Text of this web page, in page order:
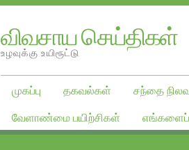
விவசாய செய்திகள்
உழவுக்கு உயிரூட்டு
முகப்பு தகவல்கள் சந்தை
வேளாண்மை பயிற்சிகள்